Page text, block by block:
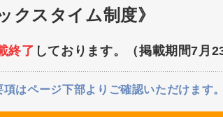
クスタイム制度》
終了 しております。（掲載期間7月
はページ下部よりご確認いただけます。